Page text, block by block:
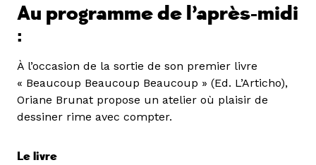
Au programme de l’après-midi
:
À l’occasion de la sortie de son premier livre
« Beaucoup Beaucoup Beaucoup » (Ed. L’Articho),
Oriane Brunat propose un atelier où plaisir de
dessiner rime avec compter.
Le livre